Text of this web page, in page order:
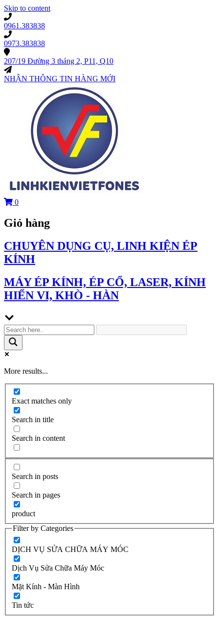
Skip to content
0961.383838
0973.383838
207/19 Đường 3 tháng 2, P11, Q10
NHẬN THÔNG TIN HÀNG MỚI
0
Giỏ hàng
CHUYÊN DỤNG CỤ, LINH KIỆN ÉP
KÍNH
MÁY ÉP KÍNH, ÉP CỔ, LASER, KÍNH
HIỂN VI, KHÒ - HÀN
More results...
Exact matches only
Search in title
Search in content
Search in posts
Search in pages
product
Filter by Categories
DỊCH VỤ SỬA CHỮA MÁY MÓC
Dịch Vụ Sửa Chữa Máy Móc
Mặt Kính - Màn Hình
Tin tức